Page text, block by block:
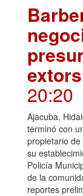
20:20
Ajacuba,
terminó con
propietario
su
Policía
de la
reportes